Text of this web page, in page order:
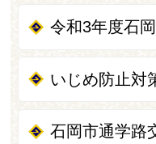
令和3年度石
いじめ防止対
石岡市通学路